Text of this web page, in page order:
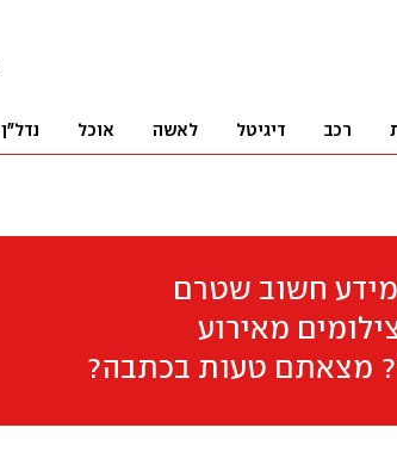
רכב דיגיטל לאשה אוכל נדל"ן
חשוב שטרם
מאירוע
מצאתם טעות בכתבה?